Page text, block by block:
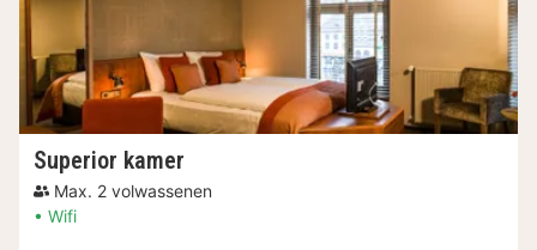
Superior kamer
Max. 2 volwassenen
Wifi